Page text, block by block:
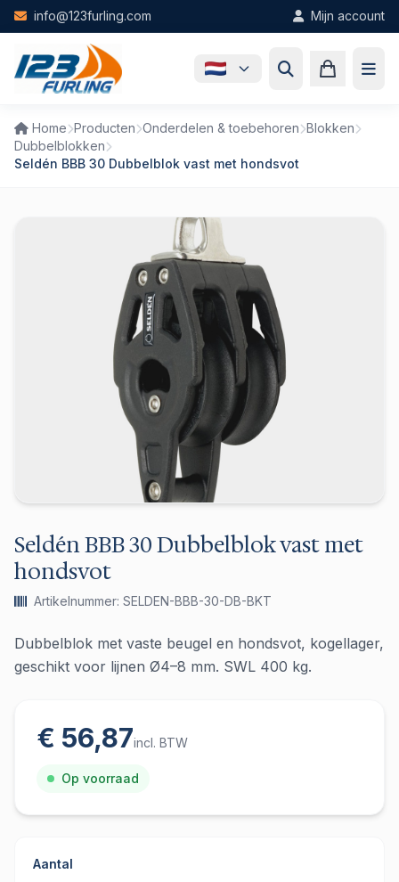
Skip to main content
info@123furling.com Mijn account
Home Producten Onderdelen & toebehoren Blokken
Dubbelblokken
Seldén BBB 30 Dubbelblok vast met hondsvot
Seldén BBB 30 Dubbelblok vast met
hondsvot
Artikelnummer: SELDEN-BBB-30-DB-BKT
Dubbelblok met vaste beugel en hondsvot, kogellager,
geschikt voor lijnen Ø4–8 mm. SWL 400 kg.
€ 56,87incl. BTW
Op voorraad
Aantal